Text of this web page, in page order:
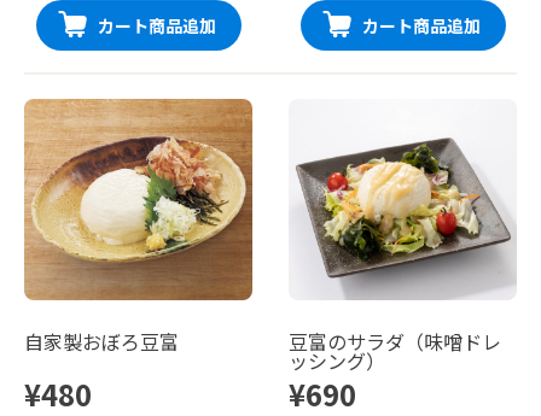
カート商品追加 カート商品追加
自家製おぼろ豆富
¥480
豆富のサラダ（味噌ドレ
ッシング）
¥690